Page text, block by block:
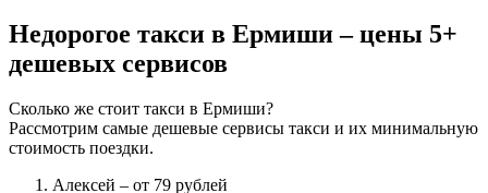
Недорогое такси в Ермиши – цены 5+
дешевых сервисов
Сколько же стоит такси в Ермиши?
Рассмотрим самые дешевые сервисы такси и их минимальную
стоимость поездки.
Алексей – от 79 рублей